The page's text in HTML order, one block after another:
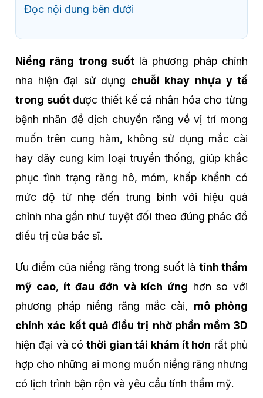
Đọc nội dung bên dưới
Niềng răng trong suốtlà phương pháp chỉnh
nha hiện đại sử dụng chuỗi khay nhựa y tế
trong suốtđược thiết kế cá nhân hóa cho từng
bệnh nhân để dịch chuyển răng về vị trí mong
muốn trên cung hàm, không sử dụng mắc cài
hay dây cung kim loại truyền thống, giúp khắc
phục tình trạng răng hô, móm, khấp khểnh có
mức độ từ nhẹ đến trung bình với hiệu quả
chỉnh nha gần như tuyệt đối theo đúng phác đồ
điều trị của bác sĩ.
Ưu điểm của niềng răng trong suốt là tính thẩm
mỹ cao, ít đau đớn và kích ứng hơn so với
phương pháp niềng răng mắc cài, mô phỏng
chính xác kết quả điều trị nhờ phần mềm 3D
hiện đại và cóthời gian tái khám ít hơn rất phù
hợp cho những ai mong muốn niềng răng nhưng
có lịch trình bận rộn và yêu cầu tính thẩm mỹ.